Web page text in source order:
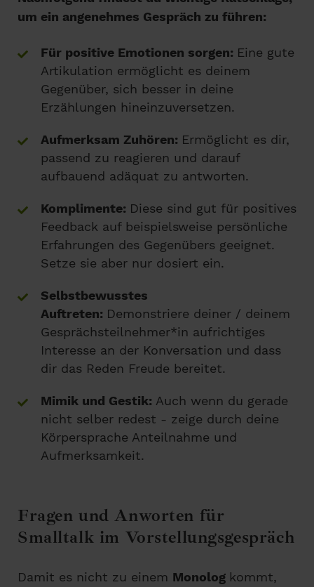
um ein angenehmes Gespräch zu führen:
Für positive Emotionen sorgen: Eine gute
Artikulation ermöglicht es deinem
Gegenüber, sich besser in deine
Erzählungen hineinzuversetzen.
Aufmerksam Zuhören: Ermöglicht es dir,
passend zu reagieren und darauf
aufbauend adäquat zu antworten.
Komplimente: Diese sind gut für positives
Feedback auf beispielsweise persönliche
Erfahrungen des Gegenübers geeignet.
Setze sie aber nur dosiert ein.
Selbstbewusstes
Auftreten: Demonstriere deiner / deinem
Gesprächsteilnehmer*in aufrichtiges
Interesse an der Konversation und dass
dir das Reden Freude bereitet.
Mimik und Gestik: Auch wenn du gerade
nicht selber redest - zeige durch deine
Körpersprache Anteilnahme und
Aufmerksamkeit.
Fragen und Anworten für
Smalltalk im Vorstellungsgespräch
Damit es nicht zu einem Monolog kommt,